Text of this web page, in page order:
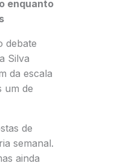
enquanto
debate
Silva
da escala
um de
de
semanal.
ainda